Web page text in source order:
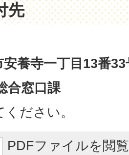
先
養寺一丁目13番33
合窓口課
ださい。
PDFファイルを閲